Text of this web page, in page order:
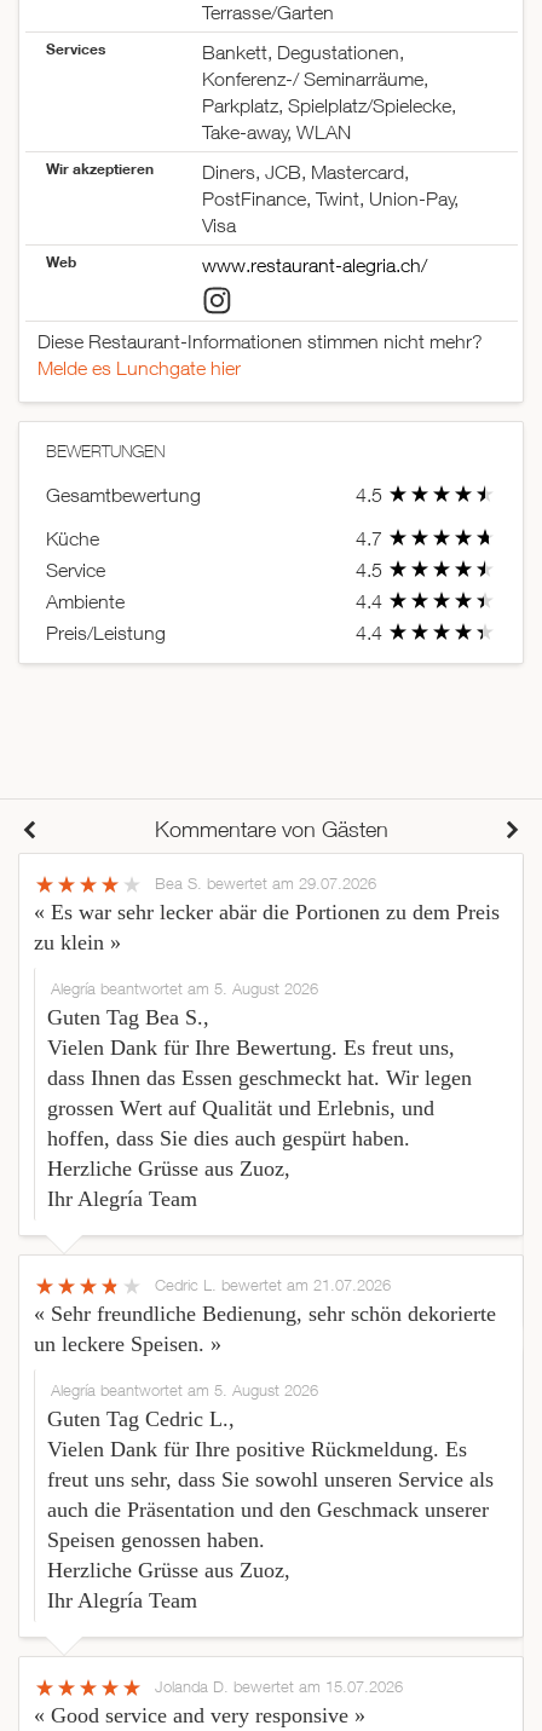
Terrasse/Garten
Services
Bankett, Degustationen,
Konferenz-/ Seminarräume,
Parkplatz, Spielplatz/Spielecke,
Take-away, WLAN
Wir akzeptieren
Diners, JCB, Mastercard,
PostFinance, Twint, Union-Pay,
Visa
Web www.restaurant-alegria.ch/
Diese Restaurant-Informationen stimmen nicht mehr?
Melde es Lunchgate hier
BEWERTUNGEN
Gesamtbewertung
4.5
Küche
4.7
Service
4.5
Ambiente
4.4
Preis/Leistung
4.4
Kommentare von Gästen
Bea S. bewertet am 29.07.2026
« Es war sehr lecker abär die Portionen zu dem Preis
zu klein »
Alegría beantwortet am 5. August 2026
Guten Tag Bea S.,
Vielen Dank für Ihre Bewertung. Es freut uns,
dass Ihnen das Essen geschmeckt hat. Wir legen
grossen Wert auf Qualität und Erlebnis, und
hoffen, dass Sie dies auch gespürt haben.
Herzliche Grüsse aus Zuoz,
Ihr Alegría Team
Cedric L. bewertet am 21.07.2026
« Sehr freundliche Bedienung, sehr schön dekorierte
un leckere Speisen. »
Alegría beantwortet am 5. August 2026
Guten Tag Cedric L.,
Vielen Dank für Ihre positive Rückmeldung. Es
freut uns sehr, dass Sie sowohl unseren Service als
auch die Präsentation und den Geschmack unserer
Speisen genossen haben.
Herzliche Grüsse aus Zuoz,
Ihr Alegría Team
Jolanda D. bewertet am 15.07.2026
« Good service and very responsive »